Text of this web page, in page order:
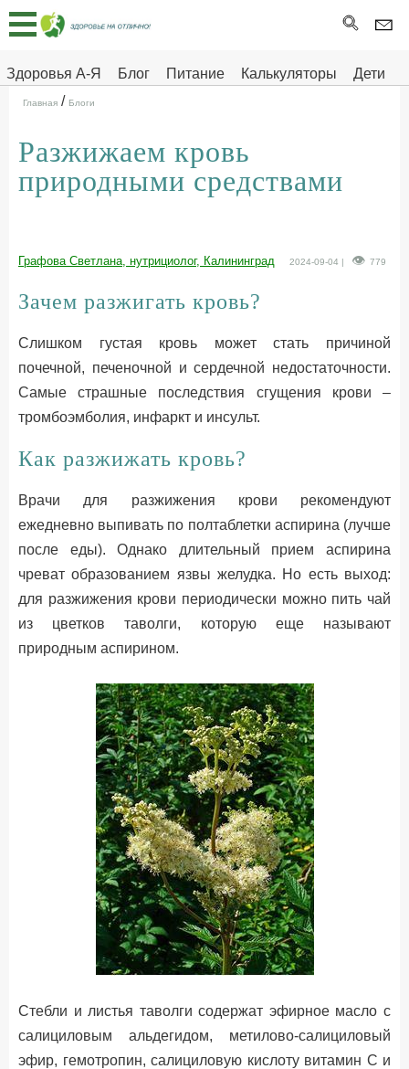
Здоровья А-Я Блог Питание Калькуляторы
Дети
Главная
Тесты
Про
ДЕТЯМ
Главная / Блоги
Разжижаем кровь
природными средствами
Графова Светлана, нутрициолог, Калининград 2024-09-04 | 779
Зачем разжигать кровь?
Слишком густая кровь может стать причиной
почечной, печеночной и сердечной недостаточности.
Самые страшные последствия сгущения крови –
тромбоэмболия, инфаркт и инсульт.
Как разжижать кровь?
Врачи для разжижения крови рекомендуют
ежедневно выпивать по полтаблетки аспирина (лучше
после еды). Однако длительный прием аспирина
чреват образованием язвы желудка. Но есть выход:
для разжижения крови периодически можно пить чай
из цветков таволги, которую еще называют
природным аспирином.
Стебли и листья таволги содержат эфирное масло с
салициловым альдегидом, метилово-салициловый
эфир, гемотропин, салициловую кислоту витамин С и